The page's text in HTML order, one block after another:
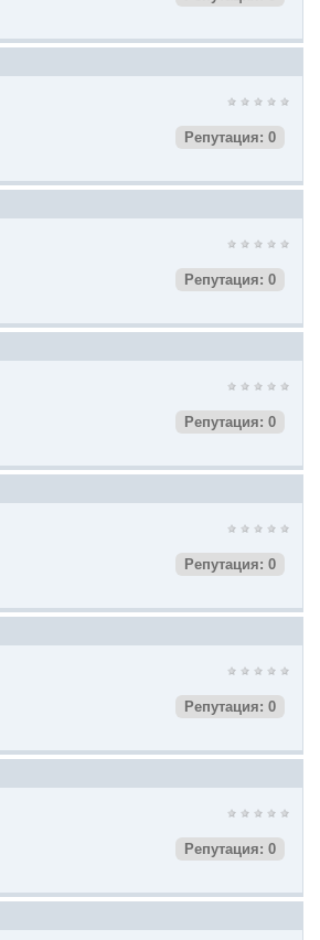
Репутация: 0
Репутация: 0
Репутация: 0
Репутация: 0
Репутация: 0
Репутация: 0